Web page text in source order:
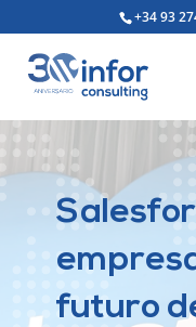
+34 93
futuro